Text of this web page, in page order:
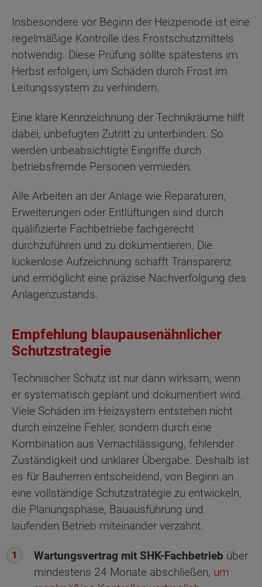
Insbesondere vor Beginn der Heizperiode ist eine
regelmäßige Kontrolle des Frostschutzmittels
notwendig. Diese Prüfung sollte spätestens im
Herbst erfolgen, um Schäden durch Frost im
Leitungssystem zu verhindern.
Eine klare Kennzeichnung der Technikräume hilft
dabei, unbefugten Zutritt zu unterbinden. So
werden unbeabsichtigte Eingriffe durch
betriebsfremde Personen vermieden.
Alle Arbeiten an der Anlage wie Reparaturen,
Erweiterungen oder Entlüftungen sind durch
qualifizierte Fachbetriebe fachgerecht
durchzuführen und zu dokumentieren. Die
lückenlose Aufzeichnung schafft Transparenz
und ermöglicht eine präzise Nachverfolgung des
Anlagenzustands.
Empfehlung blaupausenähnlicher
Schutzstrategie
Technischer Schutz ist nur dann wirksam, wenn
er systematisch geplant und dokumentiert wird.
Viele Schäden im Heizsystem entstehen nicht
durch einzelne Fehler, sondern durch eine
Kombination aus Vernachlässigung, fehlender
Zuständigkeit und unklarer Übergabe. Deshalb ist
es für Bauherren entscheidend, von Beginn an
eine vollständige Schutzstrategie zu entwickeln,
die Planungsphase, Bauausführung und
laufenden Betrieb miteinander verzahnt.
Wartungsvertrag mit SHK-Fachbetrieb über
mindestens 24 Monate abschließen, um